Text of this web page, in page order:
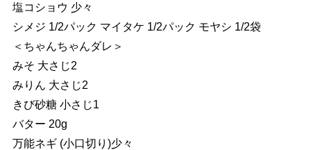
塩コショウ 少々
シメジ 1/2パック マイタケ 1/2パック モヤシ 1/2袋
＜ちゃんちゃんダレ＞
みそ 大さじ2
みりん 大さじ2
きび砂糖 小さじ1
バター 20g
万能ネギ (小口切り)少々